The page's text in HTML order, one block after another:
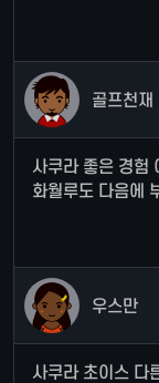
골프천재
사쿠라 좋은 경험
화월루도 다음에
우스만
사쿠라 초이스 다